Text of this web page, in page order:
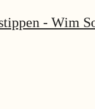
- Wim